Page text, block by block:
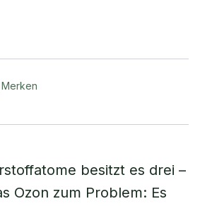
Merken
besitzt es drei –
Ozon zum Problem: Es